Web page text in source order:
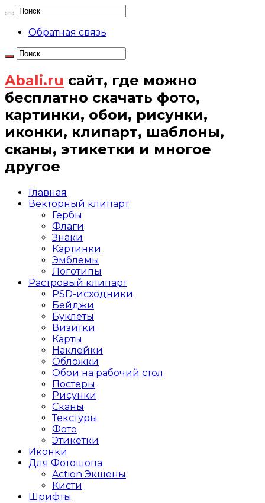
Обратная связь
Abali.ru сайт, где можно
бесплатно скачать фото,
картинки, обои, рисунки,
иконки, клипарт, шаблоны,
сканы, этикетки и многое
другое
Главная
Векторный клипарт
Гербы
Флаги
Знаки
Картинки
Эмблемы
Логотипы
Растровый клипарт
PSD-исходники
Бейджи
Буклеты
Визитки
Карты
Наклейки
Обложки
Обои на рабочий стол
Постеры
Рисунки
Сканы
Текстуры
Фото
Этикетки
Иконки
Для Фотошопа
Action Экшены
Кисти
Шрифты